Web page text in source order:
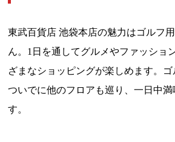
東武百貨店 池袋本店の魅力はゴルフ
ん。1日を通してグルメやファッショ
ざまなショッピングが楽しめます。
ついでに他のフロアも巡り、一日中満
す。